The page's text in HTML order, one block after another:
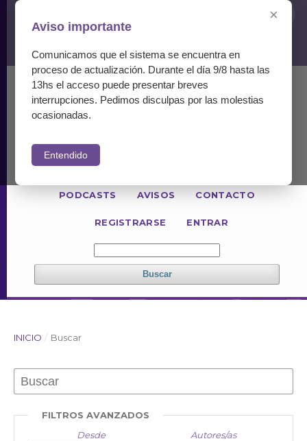
×
Aviso importante
Comunicamos que el sistema se encuentra en
proceso de actualización. Durante el día 9/8 hasta las
13hs el acceso puede presentar breves
interrupciones. Pedimos disculpas por las molestias
ocasionadas.
Entendido
ACTUAL NÚMEROS ANTERIORES
PARA LECTORES
INFORMACIÓN GENERAL
PODCASTS AVISOS CONTACTO
REGISTRARSE ENTRAR
Buscar
INICIO / Buscar
FILTROS AVANZADOS
Desde
Autores/as